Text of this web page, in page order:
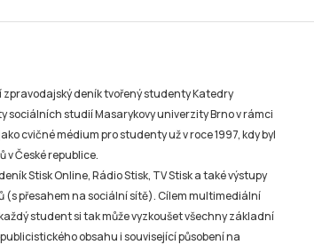
deník tvořený studenty Katedry
sociálních studií Masarykovy univerzity Brno v rámci
cvičné médium pro studenty už v roce 1997, kdy byl
České republice.
Stisk Online, Rádio Stisk, TV Stisk a také výstupy
přesahem na sociální sítě). Cílem multimediální
student si tak může vyzkoušet všechny základní
obsahu i související působení na